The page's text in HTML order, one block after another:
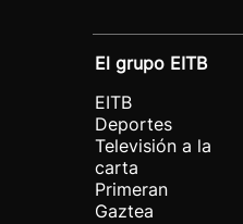
El grupo EITB
EITB
Deportes
Televisión a la
carta
Primeran
Gaztea